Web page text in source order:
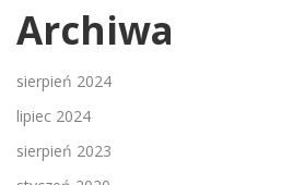
Archiwa
sierpień 2024
lipiec 2024
sierpień 2023